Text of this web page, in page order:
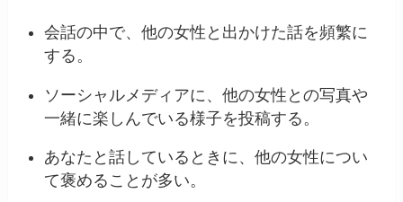
会話の中で、他の女性と出かけた話を頻繁に
する。
ソーシャルメディアに、他の女性との写真や
一緒に楽しんでいる様子を投稿する。
あなたと話しているときに、他の女性につい
て褒めることが多い。